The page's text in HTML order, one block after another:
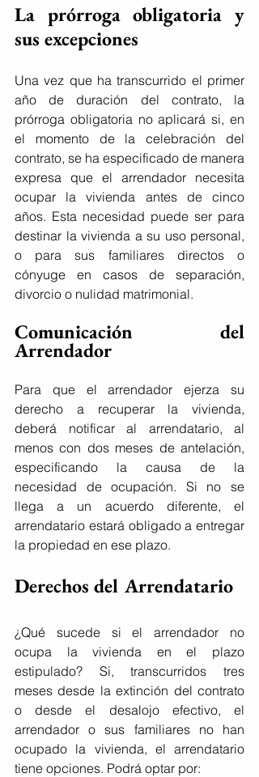
La prórroga obligatoria y
sus excepciones
Una vez que ha transcurrido el primer
año de duración del contrato, la
prórroga obligatoria no aplicará si, en
el momento de la celebración del
contrato, se ha especificado de manera
expresa que el arrendador necesita
ocupar la vivienda antes de cinco
años. Esta necesidad puede ser para
destinar la vivienda a su uso personal,
o para sus familiares directos o
cónyuge en casos de separación,
divorcio o nulidad matrimonial.
Comunicación del
Arrendador
Para que el arrendador ejerza su
derecho a recuperar la vivienda,
deberá notificar al arrendatario, al
menos con dos meses de antelación,
especificando la causa de la
necesidad de ocupación. Si no se
llega a un acuerdo diferente, el
arrendatario estará obligado a entregar
la propiedad en ese plazo.
Derechos del Arrendatario
¿Qué sucede si el arrendador no
ocupa la vivienda en el plazo
estipulado? Si, transcurridos tres
meses desde la extinción del contrato
o desde el desalojo efectivo, el
arrendador o sus familiares no han
ocupado la vivienda, el arrendatario
tiene opciones. Podrá optar por: